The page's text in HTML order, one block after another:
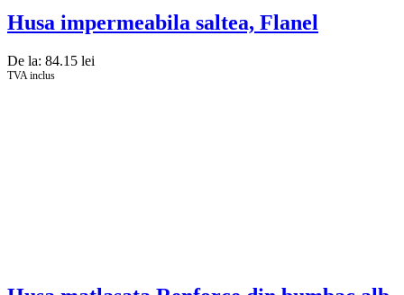
Husa impermeabila saltea, Flanel
De la: 84.15 lei
TVA inclus